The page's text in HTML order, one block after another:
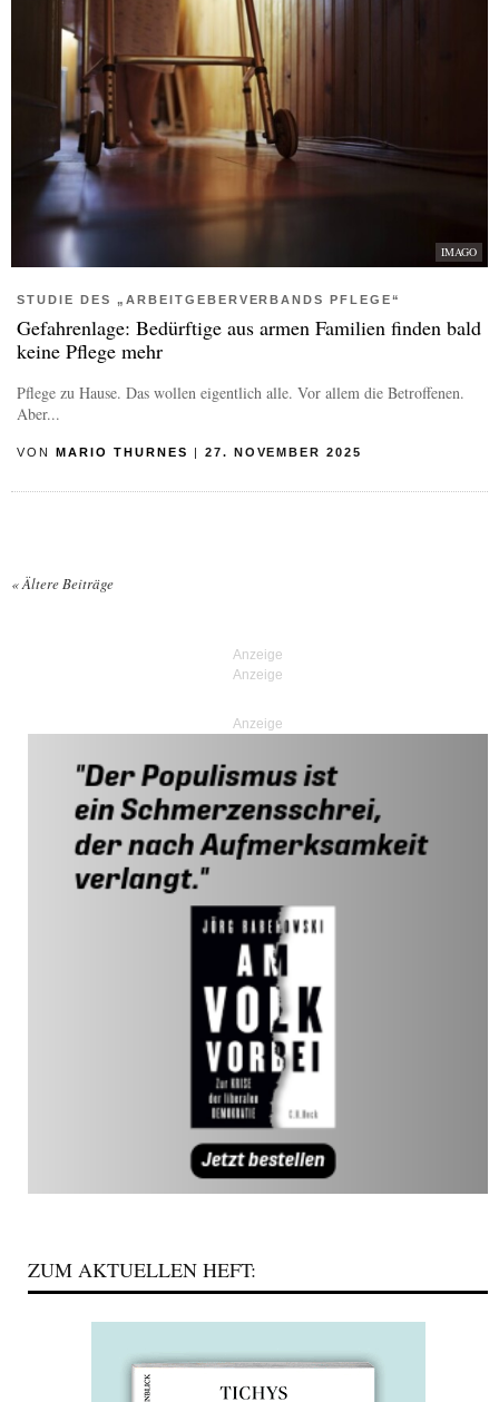
IMAGO
STUDIE DES „ARBEITGEBERVERBANDS PFLEGE“
Gefahrenlage: Bedürftige aus armen Familien finden bald
keine Pflege mehr
Pflege zu Hause. Das wollen eigentlich alle. Vor allem die Betroffenen.
Aber...
VON MARIO THURNES | 27. NOVEMBER 2025
«Ältere Beiträge
Anzeige
ZUM AKTUELLEN HEFT: